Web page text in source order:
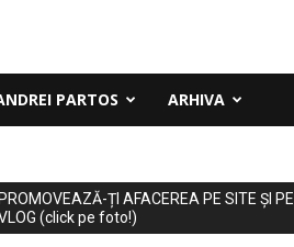
PARTOS ARHIVA
ȚI AFACEREA PE SITE ȘI PE
(click pe foto!)